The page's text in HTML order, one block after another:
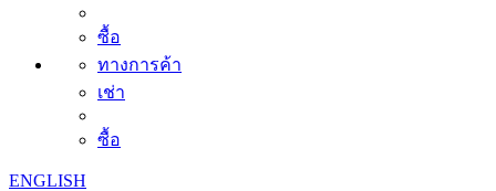
ซื้อ
ทางการค้า
เช่า
ซื้อ
ENGLISH